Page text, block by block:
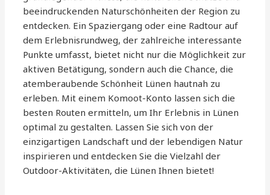
beeindruckenden Naturschönheiten der Region zu
entdecken. Ein Spaziergang oder eine Radtour auf
dem Erlebnisrundweg, der zahlreiche interessante
Punkte umfasst, bietet nicht nur die Möglichkeit zur
aktiven Betätigung, sondern auch die Chance, die
atemberaubende Schönheit Lünen hautnah zu
erleben. Mit einem Komoot-Konto lassen sich die
besten Routen ermitteln, um Ihr Erlebnis in Lünen
optimal zu gestalten. Lassen Sie sich von der
einzigartigen Landschaft und der lebendigen Natur
inspirieren und entdecken Sie die Vielzahl der
Outdoor-Aktivitäten, die Lünen Ihnen bietet!